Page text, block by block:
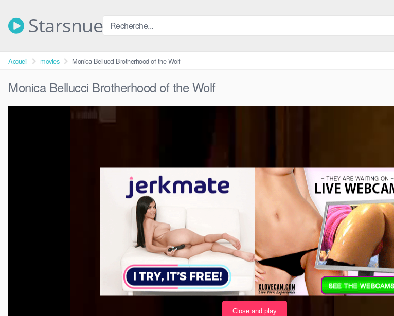
contentStarsnue
Accueil movies Monica Bellucci Brotherhood of the Wolf
Monica Bellucci Brotherhood of the Wolf